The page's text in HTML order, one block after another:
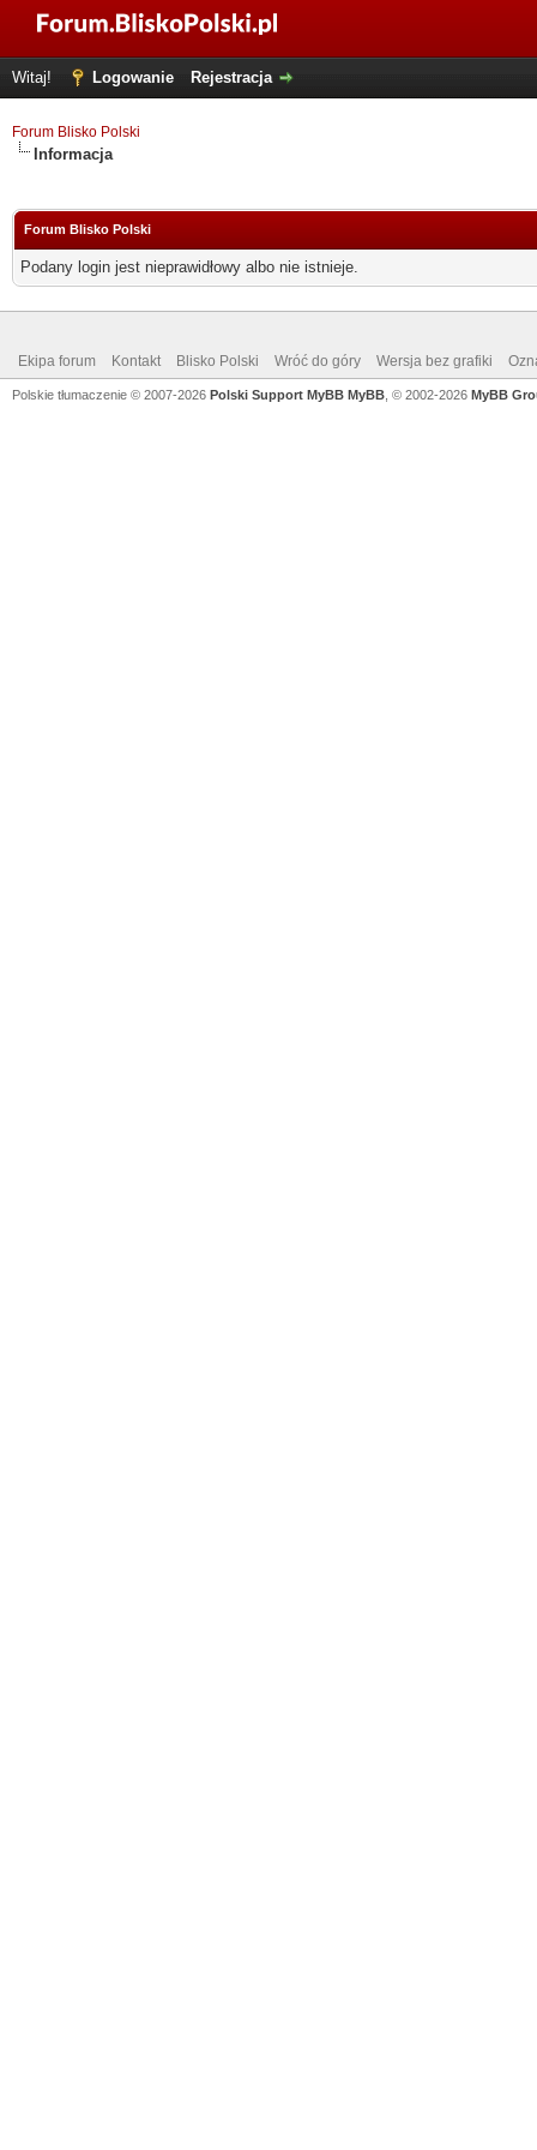
Witaj! Logowanie Rejestracja
Forum Blisko Polski
Informacja
Forum Blisko Polski
Podany login jest nieprawidłowy albo nie istnieje.
Ekipa forum Kontakt Blisko Polski Wróć do góry Wersja bez grafiki
Polskie tłumaczenie © 2007-2026 Polski Support MyBB MyBB , © 2002-2026 MyBB